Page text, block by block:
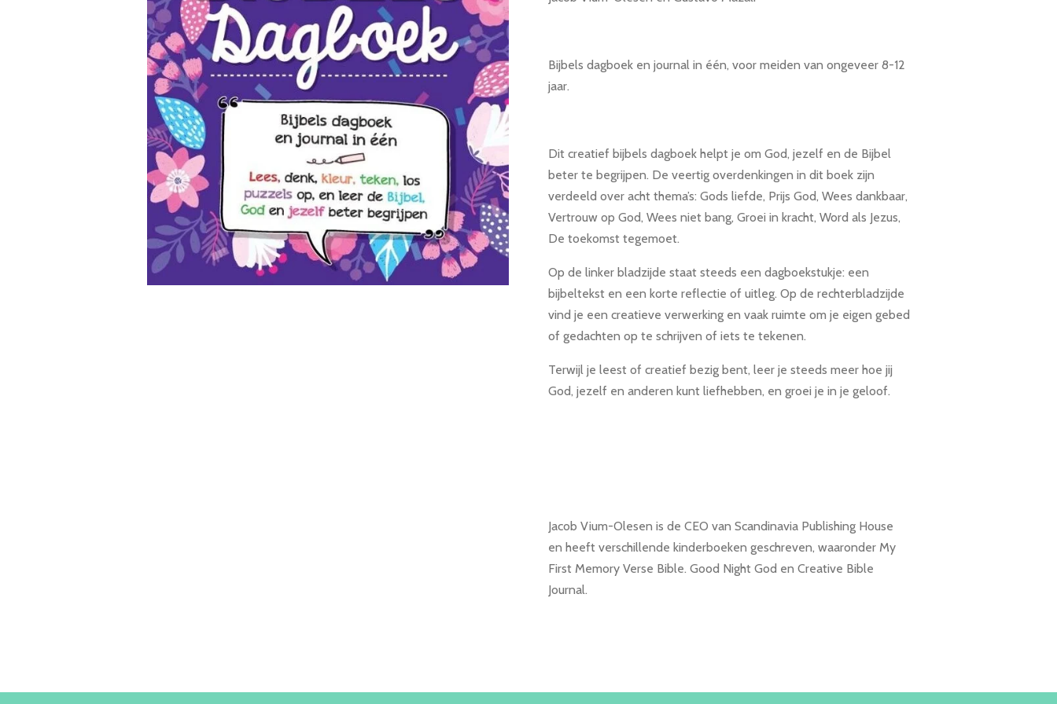
Bijbels dagboek en journal in één, voor meiden van ongeveer 8-12
jaar.
Dit creatief bijbels dagboek helpt je om God, jezelf en de Bijbel
beter te begrijpen. De veertig overdenkingen in dit boek zijn
verdeeld over acht thema’s: Gods liefde, Prijs God, Wees dankbaar,
Vertrouw op God, Wees niet bang, Groei in kracht, Word als Jezus,
De toekomst tegemoet.
Op de linker bladzijde staat steeds een dagboekstukje: een
bijbeltekst en een korte reflectie of uitleg. Op de rechterbladzijde
vind je een creatieve verwerking en vaak ruimte om je eigen gebed
of gedachten op te schrijven of iets te tekenen.
Terwijl je leest of creatief bezig bent, leer je steeds meer hoe jij
God, jezelf en anderen kunt liefhebben, en groei je in je geloof.
Jacob Vium-Olesen is de CEO van Scandinavia Publishing House
en heeft verschillende kinderboeken geschreven, waaronder My
First Memory Verse Bible. Good Night God en Creative Bible
Journal.